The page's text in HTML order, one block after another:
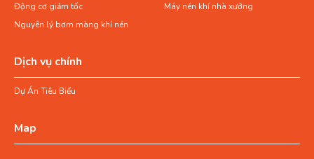
Động cơ giảm tốc
Máy nén khí nhà xưởng
Nguyên lý bơm màng khí nén
Dịch vụ chính
Dự Án Tiêu Biểu
Map